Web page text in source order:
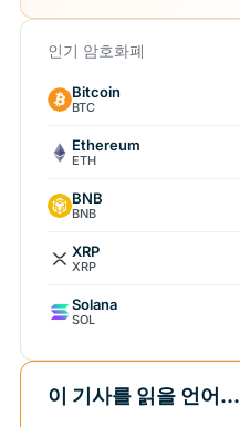
인기 암호화폐
Bitcoin
BTC
Ethereum
ETH
BNB
BNB
XRP
XRP
Solana
SOL
이 기사를 읽을 언어...